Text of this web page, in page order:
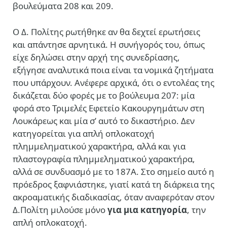
βουλεύματα 208 και 209.
Ο Δ. Πολίτης ρωτήθηκε αν θα δεχτεί ερωτήσεις
και απάντησε αρνητικά. Η συνήγορός του, όπως
είχε δηλώσει στην αρχή της συνεδρίασης,
εξήγησε αναλυτικά ποια είναι τα νομικά ζητήματα
που υπάρχουν. Ανέφερε αρχικά, ότι ο εντολέας της
δικάζεται δύο φορές με το βούλευμα 207: μία
φορά στο Τριμελές Εφετείο Κακουργημάτων στη
Λουκάρεως και μία σ’ αυτό το δικαστήριο. Δεν
κατηγορείται για απλή οπλοκατοχή
πλημμεληματικού χαρακτήρα, αλλά και για
πλαστογραφία πλημμεληματικού χαρακτήρα,
αλλά σε συνδυασμό με το 187Α. Στο σημείο αυτό η
πρόεδρος ξαφνιάστηκε, γιατί κατά τη διάρκεια της
ακροαματικής διαδικασίας, όταν αναφερόταν στον
Δ.Πολίτη μιλούσε μόνογια μια κατηγορία, την
απλή οπλοκατοχή.